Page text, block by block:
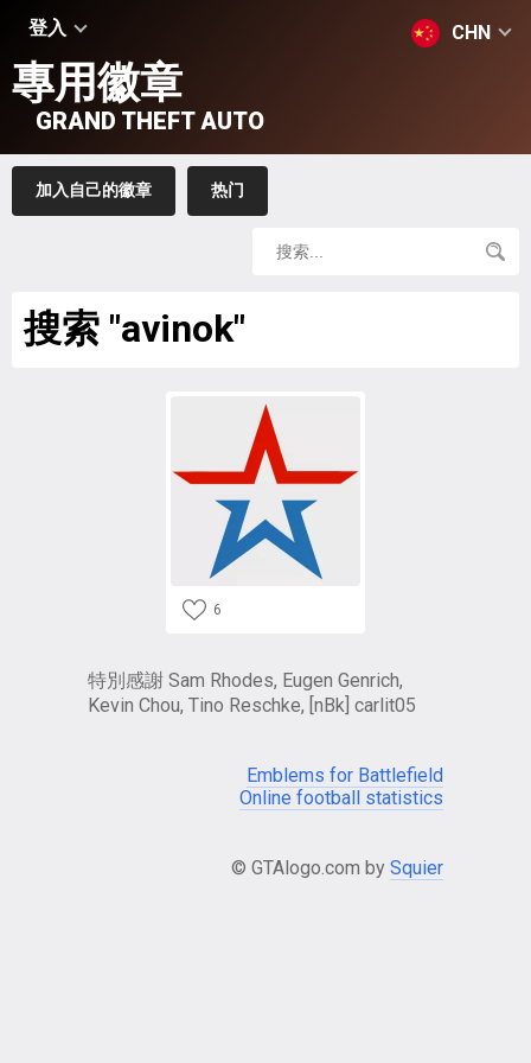
登入 CHN
專用徽章
GRAND THEFT AUTO
加入自己的徽章 热门
搜索 "avinok"
6
特別感謝 Sam Rhodes, Eugen Genrich,
Kevin Chou, Tino Reschke, [nBk] carlit05
Emblems for Battlefield
Online football statistics
© GTAlogo.com by Squier